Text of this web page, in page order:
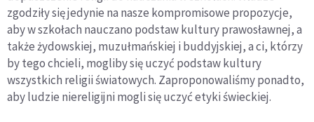
zgodziły się jedynie na nasze kompromisowe propozycje,
aby w szkołach nauczano podstaw kultury prawosławnej, a
także żydowskiej, muzułmańskiej i buddyjskiej, a ci, którzy
by tego chcieli, mogliby się uczyć podstaw kultury
wszystkich religii światowych. Zaproponowaliśmy ponadto,
aby ludzie niereligijni mogli się uczyć etyki świeckiej.